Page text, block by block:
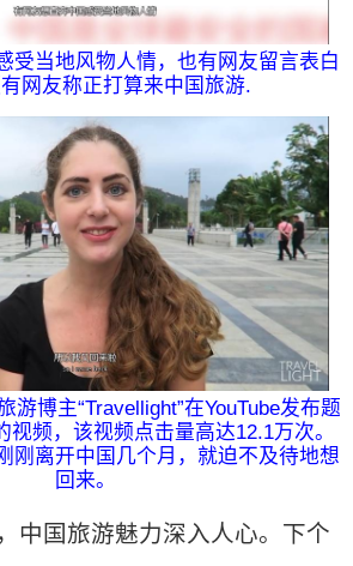
受当地风物人情，也有网友留言表白
网友称正打算来中国旅游.
游博主“Travellight”在YouTube发布题
视频，该视频点击量高达12.1万次。
刚离开中国几个月，就迫不及待地想
回来。
中国旅游魅力深入人心。下个